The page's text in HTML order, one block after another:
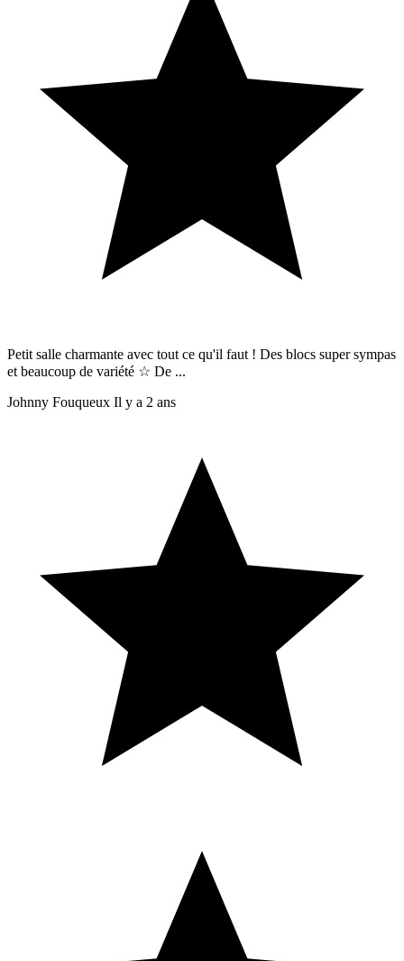
Petit salle charmante avec tout ce qu'il faut ! Des blocs super sympas
et beaucoup de variété ☆ De ...
Johnny Fouqueux Il y a 2 ans